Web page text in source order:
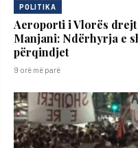
POLITIKA
Aeroporti i Vlorës
Manjani: Ndërhyrja e
përqindjet
9 orë më parë